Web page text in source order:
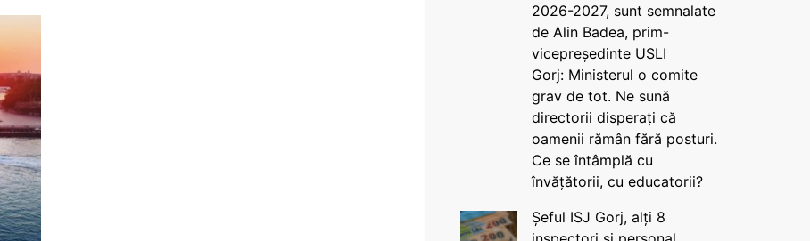
2026-2027, sunt semnalate
de Alin Badea, prim-
vicepreședinte USLI
Gorj: Ministerul o comite
grav de tot. Ne sună
directorii disperați că
oamenii rămân fără posturi.
Ce se întâmplă cu
învățătorii, cu educatorii?
Șeful ISJ Gorj, alți 8